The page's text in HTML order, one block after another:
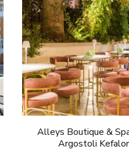
Alleys Boutique &
Argostoli